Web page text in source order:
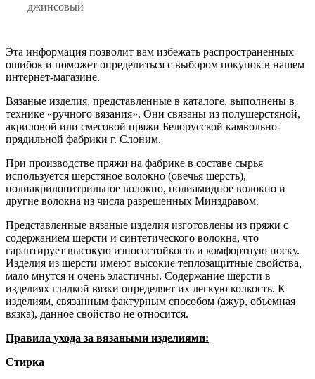
джинсовый
Эта информация позволит вам избежать распространенных
ошибок и поможет определиться с выбором покупок в нашем
интернет-магазине.
Вязаные изделия, представленные в каталоге, выполнены в
технике «ручного вязания». Они связаны из полушерстяной,
акриловой или смесовой пряжи Белорусской камвольно-
прядильной фабрики г. Слоним.
При производстве пряжи на фабрике в составе сырья
используется шерстяное волокно (овечья шерсть),
полиакрилонитрильное волокно, полиамидное волокно и
другие волокна из числа разрешенных Минздравом.
Представленные вязаные изделия изготовлены из пряжи с
содержанием шерсти и синтетического волокна, что
гарантирует высокую износостойкость и комфортную носку.
Изделия из шерсти имеют высокие теплозащитные свойства,
мало мнутся и очень эластичны. Содержание шерсти в
изделиях гладкой вязки определяет их легкую колкость. К
изделиям, связанным фактурным способом (ажур, объемная
вязка), данное свойство не относится.
Правила ухода за вязаными изделиями:
Стирка